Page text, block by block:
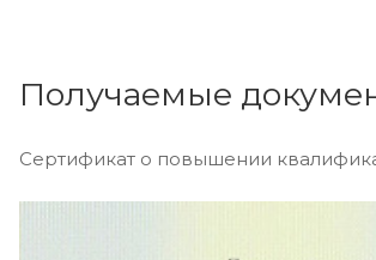
Получаемые
Сертификат о повышении